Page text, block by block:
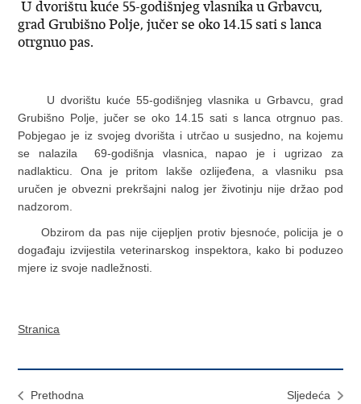
U dvorištu kuće 55-godišnjeg vlasnika u Grbavcu,
grad Grubišno Polje, jučer se oko 14.15 sati s lanca
otrgnuo pas.
U dvorištu kuće 55-godišnjeg vlasnika u Grbavcu, grad
Grubišno Polje, jučer se oko 14.15 sati s lanca otrgnuo pas.
Pobjegao je iz svojeg dvorišta i utrčao u susjedno, na kojemu
se nalazila 69-godišnja vlasnica, napao je i ugrizao za
nadlakticu. Ona je pritom lakše ozlijeđena, a vlasniku psa
uručen je obvezni prekršajni nalog jer životinju nije držao pod
nadzorom.
Obzirom da pas nije cijepljen protiv bjesnoće, policija je o
događaju izvijestila veterinarskog inspektora, kako bi poduzeo
mjere iz svoje nadležnosti.
Stranica
Prethodna
Sljedeća